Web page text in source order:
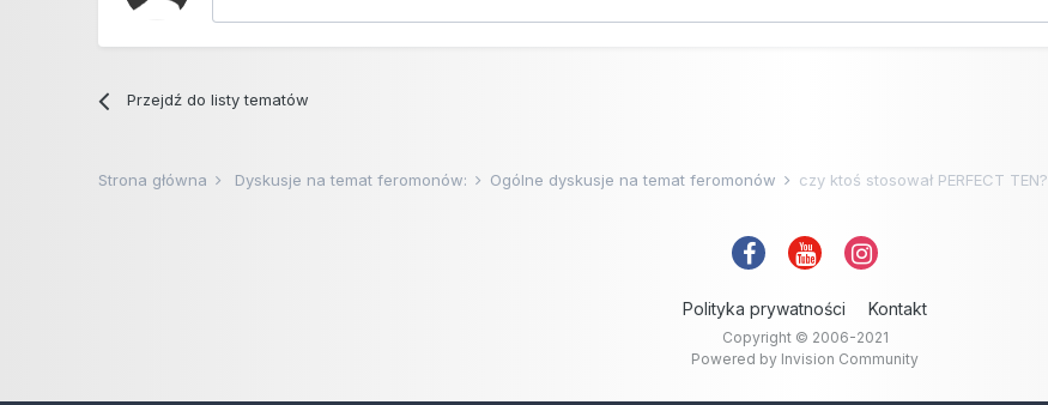
Przejdź do listy tematów
Strona główna Dyskusje na temat feromonów: Ogólne dyskusje na temat feromonów czy ktoś stosował PERFECT TEN?
Polityka prywatności Kontakt
Copyright © 2006-2021
Powered by Invision Community